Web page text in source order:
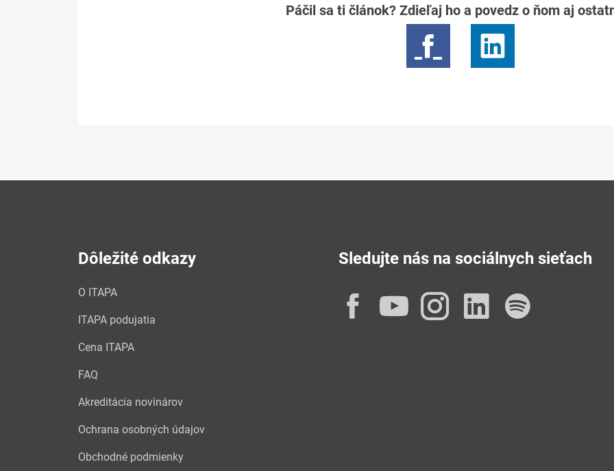
Páčil sa ti článok? Zdieľaj ho a povedz o ňom aj
Dôležité odkazy
O ITAPA
ITAPA podujatia
Cena ITAPA
FAQ
Akreditácia novinárov
Ochrana osobných údajov
Obchodné podmienky
Sledujte nás na sociálnych sieťach
Facebook
YouTube
Instagram
LinkedIn